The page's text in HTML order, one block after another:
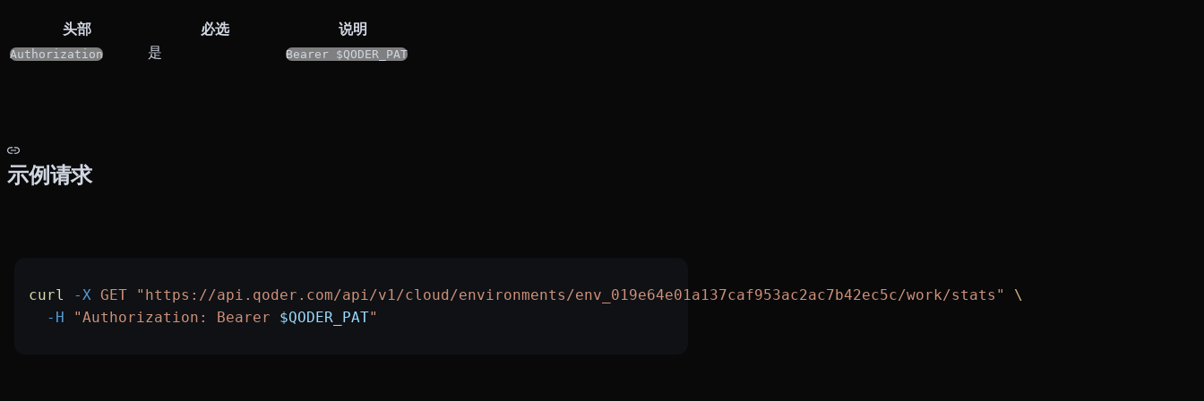
头部 必选 说明
Authorization 是 Bearer $QODER_PAT
示例请求
curl -X GET "https://api.qoder.com/api/v1/cloud/environments/env_019e64e01a137caf953ac2ac7b42ec5c/work/stats"
\
  -H
"Authorization: Bearer $QODER_PAT"